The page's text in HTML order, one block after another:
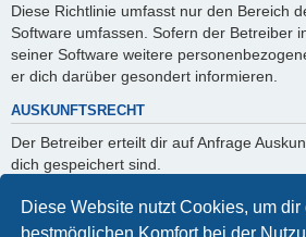
Diese Website nutzt Cookies, um dir
bestmöglichen Komfort bei der
Diese Richtlinie umfasst nur den Bereich
Software umfassen. Sofern der Betreiber
seiner Software weitere
er dich darüber gesondert informieren.
AUSKUNFTSRECHT
Der Betreiber erteilt dir auf Anfrage
dich gespeichert sind.
Du kannst jederzeit die Löschung bzw.
verlangen. Kontaktiere hierzu bitte den